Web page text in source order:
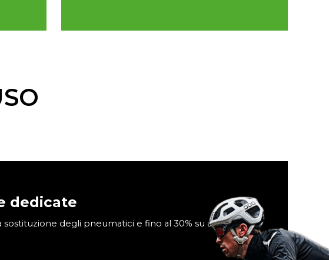
dedicate
sostituzione degli pneumatici e fino al 30% su accessori